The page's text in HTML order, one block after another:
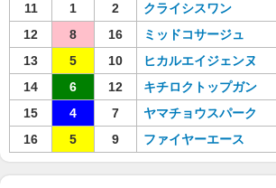
11
1 2 クライシスワン
12
8 16 ミッドコサージュ
13
5 10 ヒカルエイジェンヌ
14
6 12 キチロクトップガン
15
4 7 ヤマチョウスパーク
16
5 9 ファイヤーエース